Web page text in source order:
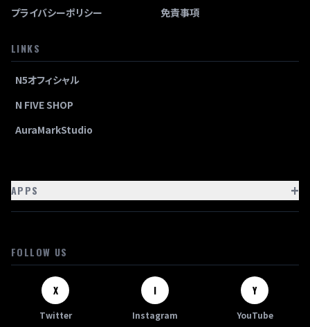
プライバシーポリシー
免責事項
LINKS
N5オフィシャル
N FIVE SHOP
AuraMarkStudio
APPS +
FOLLOW US
X
Twitter
I
Instagram
Y
YouTube